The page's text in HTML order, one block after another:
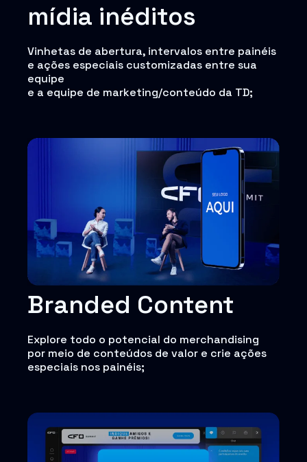
mídia inéditos
Vinhetas de abertura, intervalos entre painéis
e ações especiais customizadas entre sua
equipe
e a equipe de marketing/conteúdo da TD;
Branded Content
Explore todo o potencial do merchandising
por meio de conteúdos de valor e crie ações
especiais nos painéis;